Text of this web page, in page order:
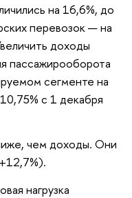
на 16,6%, до
перевозок — на
доходы
пассажирооборота
сегменте на
с 1 декабря
чем доходы. Они
нагрузка